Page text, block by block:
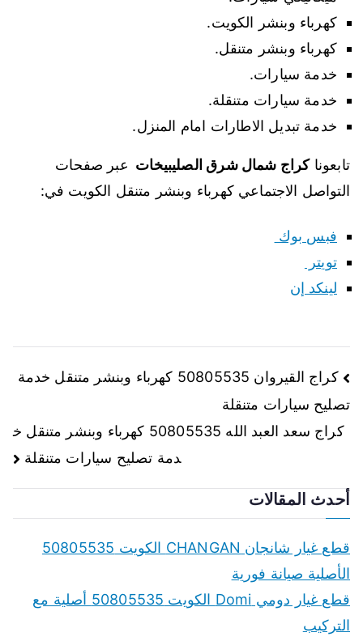
كهرباء وبنشر الكويت.
كهرباء وبنشر متنقل.
خدمة سيارات.
خدمة سيارات متنقلة.
خدمة تبديل الاطارات امام المنزل.
تابعوناكراج شمال شرق الصليبيخات عبر صفحات
التواصل الاجتماعي كهرباء وبنشر متنقل الكويت في:
فبس بوك
تويتر
لينكد إن
تصفّح
المقالات
كراج القيروان 50805535 كهرباء وبنشر متنقل خدمة
تصليح سيارات متنقلة
كراج سعد العبد الله 50805535 كهرباء وبنشر متنقل خ
دمة تصليح سيارات متنقلة
أحدث المقالات
قطع غيار شانجان CHANGAN الكويت 50805535
الأصلية صيانة فورية
قطع غيار دومي Domi الكويت 50805535 أصلية مع
التركيب